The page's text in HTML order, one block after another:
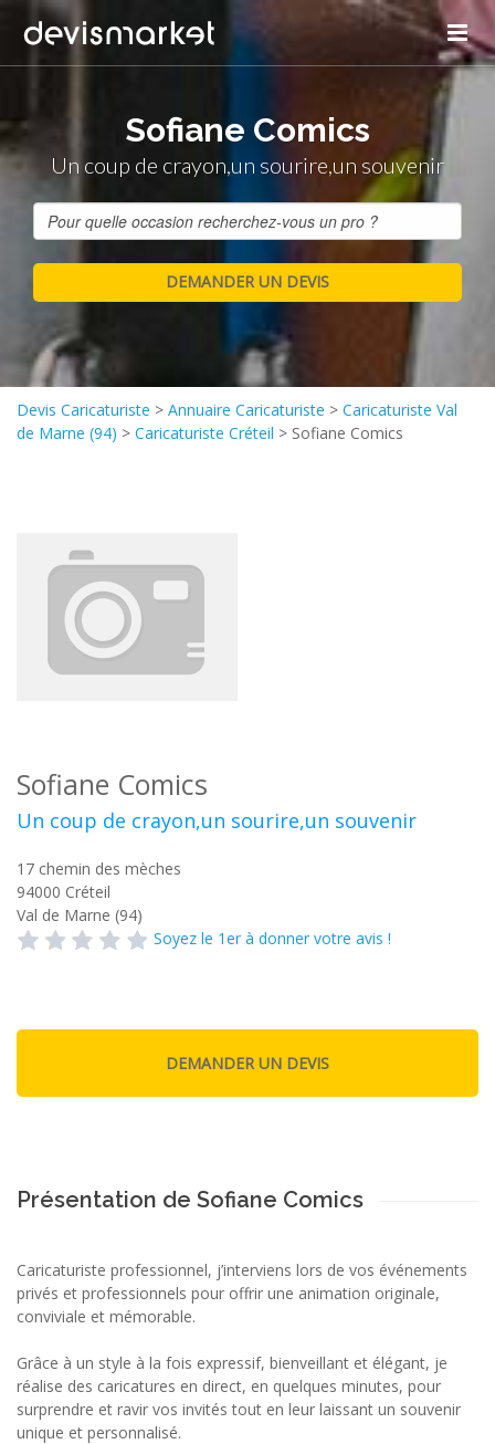
Sofiane Comics
Un coup de crayon,un sourire,un souvenir
Devis Caricaturiste > Annuaire Caricaturiste > Caricaturiste Val
de Marne (94) > Caricaturiste Créteil > Sofiane Comics
Sofiane Comics
Un coup de crayon,un sourire,un souvenir
17 chemin des mèches
94000 Créteil
Val de Marne (94)
Soyez le 1er à donner votre avis !
Présentation de Sofiane Comics
Caricaturiste professionnel, j’interviens lors de vos événements
privés et professionnels pour offrir une animation originale,
conviviale et mémorable.
Grâce à un style à la fois expressif, bienveillant et élégant, je
réalise des caricatures en direct, en quelques minutes, pour
surprendre et ravir vos invités tout en leur laissant un souvenir
unique et personnalisé.